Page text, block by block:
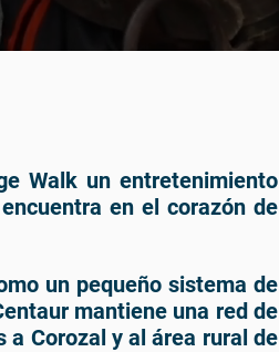
Walk un entretenimiento
en el corazón de
un pequeño sistema de
mantiene una red de
Corozal y al área rural de